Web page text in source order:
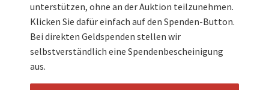
unterstützen, ohne an der Auktion teilzunehmen.
Klicken Sie dafür einfach auf den Spenden-Button.
Bei direkten Geldspenden stellen wir
selbstverständlich eine Spendenbescheinigung
aus.